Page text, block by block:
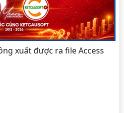
xuất được ra file Access